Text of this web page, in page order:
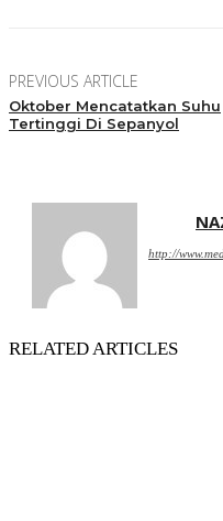
PREVIOUS ARTICLE
Oktober Mencatatkan Suhu
Tertinggi Di Sepanyol
http://
RELATED ARTICLES